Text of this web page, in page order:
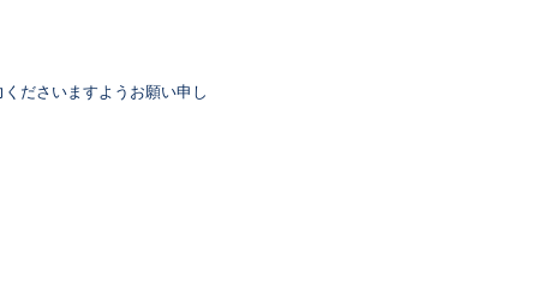
ださいますようお願い申し